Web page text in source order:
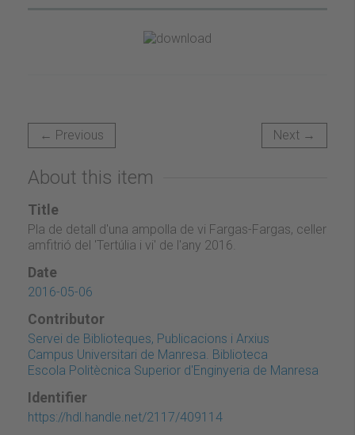
← Previous Next →
About this item
Title
Pla de detall d'una ampolla de vi Fargas-Fargas, celler
amfitrió del 'Tertúlia i vi' de l'any 2016.
Date
2016-05-06
Contributor
Servei de Biblioteques, Publicacions i Arxius
Campus Universitari de Manresa. Biblioteca
Escola Politècnica Superior d'Enginyeria de Manresa
Identifier
https://hdl.handle.net/2117/409114